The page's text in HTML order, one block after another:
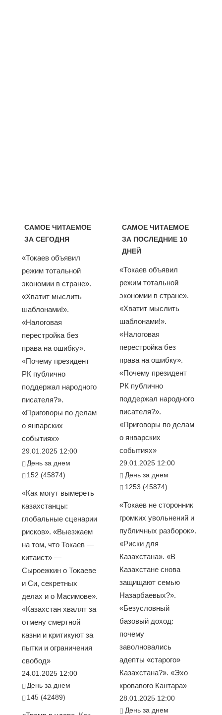
САМОЕ ЧИТАЕМОЕ
ЗА СЕГОДНЯ
«Токаев объявил
режим тотальной
экономии в стране».
«Хватит мыслить
шаблонами!».
«Налоговая
перестройка без
права на ошибку».
«Почему президент
РК публично
поддержал народного
писателя?».
«Приговоры по делам
о январских
событиях»
29.01.2025 12:00
День за днем
152 (45874)
«Как могут вымереть
казахстанцы:
глобальные сценарии
рисков». «Выезжаем
на том, что Токаев —
китаист» —
Сыроежкин о Токаеве
и Си, секретных
делах и о Масимове».
«Казахстан хвалят за
отмену смертной
казни и критикуют за
пытки и ограничения
свобод»
24.01.2025 12:00
День за днем
145 (42489)
САМОЕ ЧИТАЕМОЕ
ЗА ПОСЛЕДНИЕ 10
ДНЕЙ
«Токаев объявил
режим тотальной
экономии в стране».
«Хватит мыслить
шаблонами!».
«Налоговая
перестройка без
права на ошибку».
«Почему президент
РК публично
поддержал народного
писателя?».
«Приговоры по делам
о январских
событиях»
29.01.2025 12:00
День за днем
1253 (45874)
«Токаев не сторонник
громких увольнений и
публичных разборок».
«Риски для
Казахстана». «В
Казахстане снова
защищают семью
Назарбаевых?».
«Безусловный
базовый доход:
почему
заволновались
адепты «старого»
Казахстана?». «Эхо
кровавого Кантара»
28.01.2025 12:00
День за днем